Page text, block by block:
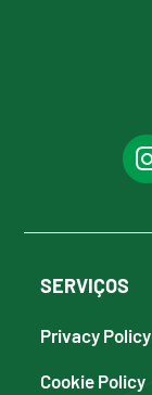
SERVIÇOS
Privacy Policy
Cookie Policy